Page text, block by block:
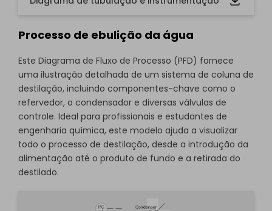
Clique para usar e editar este modelo online grátis.
Processo de ebulição da água
Este Diagrama de Fluxo de Processo (PFD) fornece
uma ilustração detalhada de um sistema de coluna de
destilação, incluindo componentes-chave como o
refervedor, o condensador e diversas válvulas de
controle. Ideal para profissionais e estudantes de
engenharia química, este modelo ajuda a visualizar
todo o processo de destilação, desde a introdução da
alimentação até o produto de fundo e a retirada do
destilado.